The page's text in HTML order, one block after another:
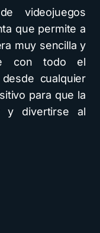
videojuegos
que permite a
muy sencilla y
con todo el
cualquier
para que la
y divertirse al